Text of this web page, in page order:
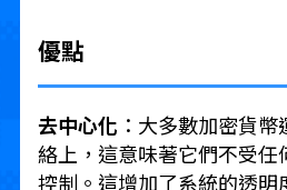
優點
去中心化 ：大多數加密貨
絡上，這意味著它們不受任
控制。這增加了系統的透明